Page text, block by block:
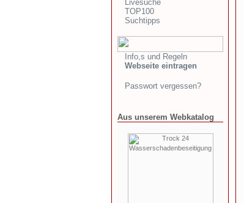
Livesuche
TOP100
Suchtipps
Info,s und Regeln
Webseite eintragen
Passwort vergessen?
Aus unserem Webkatalog